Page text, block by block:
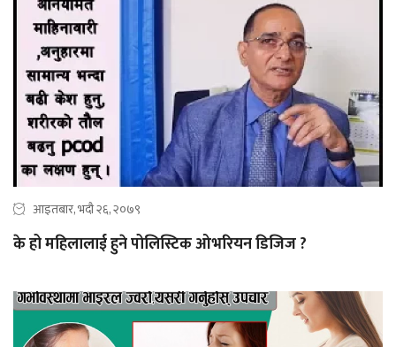
आइतबार, भदौ २६, २०७९
के हो महिलालाई हुने पोलिस्टिक ओभरियन डिजिज ?